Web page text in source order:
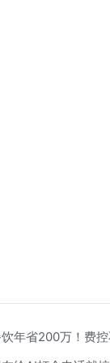
年省200万！费